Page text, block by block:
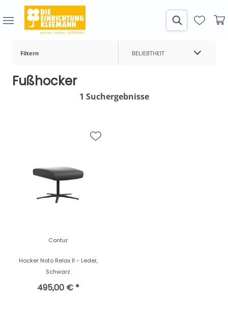
Filtern BELIEBTHEIT
Fußhocker
1 Suchergebnisse
Contur
Hocker Noto Relax II - Leder,
Schwarz
495,00 € *